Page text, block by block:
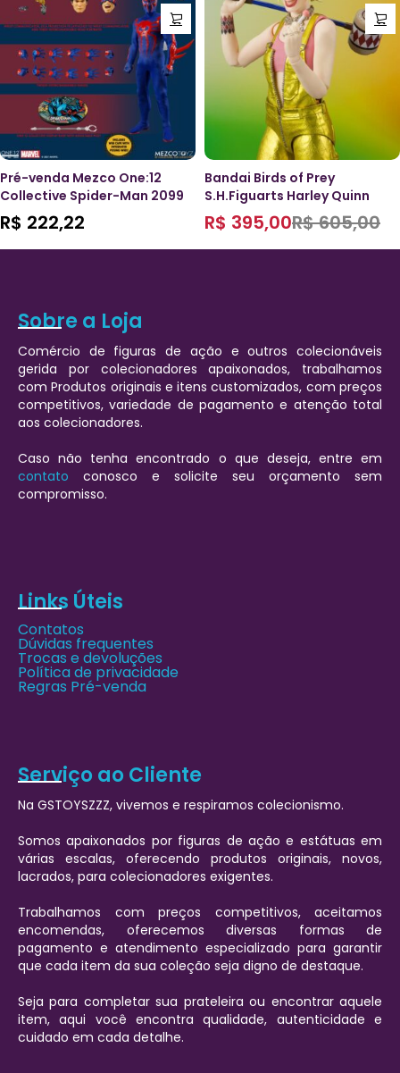
Pré-venda Mezco One:12
Collective Spider-Man 2099
R$ 222,22
Bandai Birds of Prey
S.H.Figuarts Harley Quinn
R$605,00
R$ 395,00
Sobre a Loja
Comércio de figuras de ação e outros colecionáveis
gerida por colecionadores apaixonados, trabalhamos
com Produtos originais e itens customizados, com preços
competitivos, variedade de pagamento e atenção total
aos colecionadores.
Caso não tenha encontrado o que deseja, entre em
contato conosco e solicite seu orçamento sem
compromisso.
Links Úteis
Contatos
Dúvidas frequentes
Trocas e devoluções
Política de privacidade
Regras Pré-venda
Serviço ao Cliente
Na GSTOYSZZZ, vivemos e respiramos colecionismo.
Somos apaixonados por figuras de ação e estátuas em
várias escalas, oferecendo produtos originais, novos,
lacrados, para colecionadores exigentes.
Trabalhamos com preços competitivos, aceitamos
encomendas, oferecemos diversas formas de
pagamento e atendimento especializado para garantir
que cada item da sua coleção seja digno de destaque.
Seja para completar sua prateleira ou encontrar aquele
item, aqui você encontra qualidade, autenticidade e
cuidado em cada detalhe.